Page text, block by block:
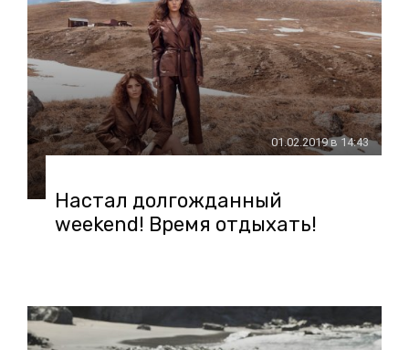
01.02.2019 в 14:43
Настал долгожданный
weekend! Время отдыхать!